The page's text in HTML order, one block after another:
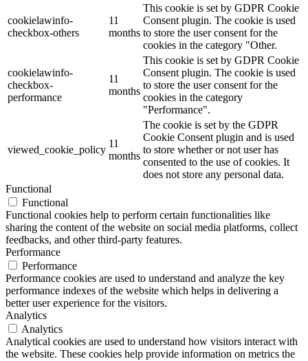
cookielawinfo-
checkbox-others
11
months
This cookie is set by GDPR Cookie
Consent plugin. The cookie is used
to store the user consent for the
cookies in the category "Other.
cookielawinfo-
checkbox-
performance
11
months
This cookie is set by GDPR Cookie
Consent plugin. The cookie is used
to store the user consent for the
cookies in the category
"Performance".
viewed_cookie_policy
11
months
The cookie is set by the GDPR
Cookie Consent plugin and is used
to store whether or not user has
consented to the use of cookies. It
does not store any personal data.
Functional
Functional
Functional cookies help to perform certain functionalities like
sharing the content of the website on social media platforms, collect
feedbacks, and other third-party features.
Performance
Performance
Performance cookies are used to understand and analyze the key
performance indexes of the website which helps in delivering a
better user experience for the visitors.
Analytics
Analytics
Analytical cookies are used to understand how visitors interact with
the website. These cookies help provide information on metrics the